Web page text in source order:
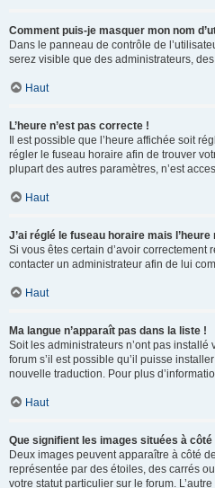
Comment puis-je masquer mon nom
Dans le panneau de contrôle de
serez visible que des administrateurs,
Haut
L’heure n’est pas correcte !
Il est possible que l’heure affichée soit
régler le fuseau horaire afin de trouver
plupart des autres paramètres, n’est
Haut
J’ai réglé le fuseau horaire mais
Si vous êtes certain d’avoir correctement
contacter un administrateur afin de lui
Haut
Ma langue n’apparaît pas dans la liste !
Soit les administrateurs n’ont pas
forum s’il est possible qu’il puisse
nouvelle traduction. Pour plus
Haut
Que signifient les images situées à côté
Deux images peuvent apparaître à côté
représentée par des étoiles, des carrés
votre statut particulier sur le forum.